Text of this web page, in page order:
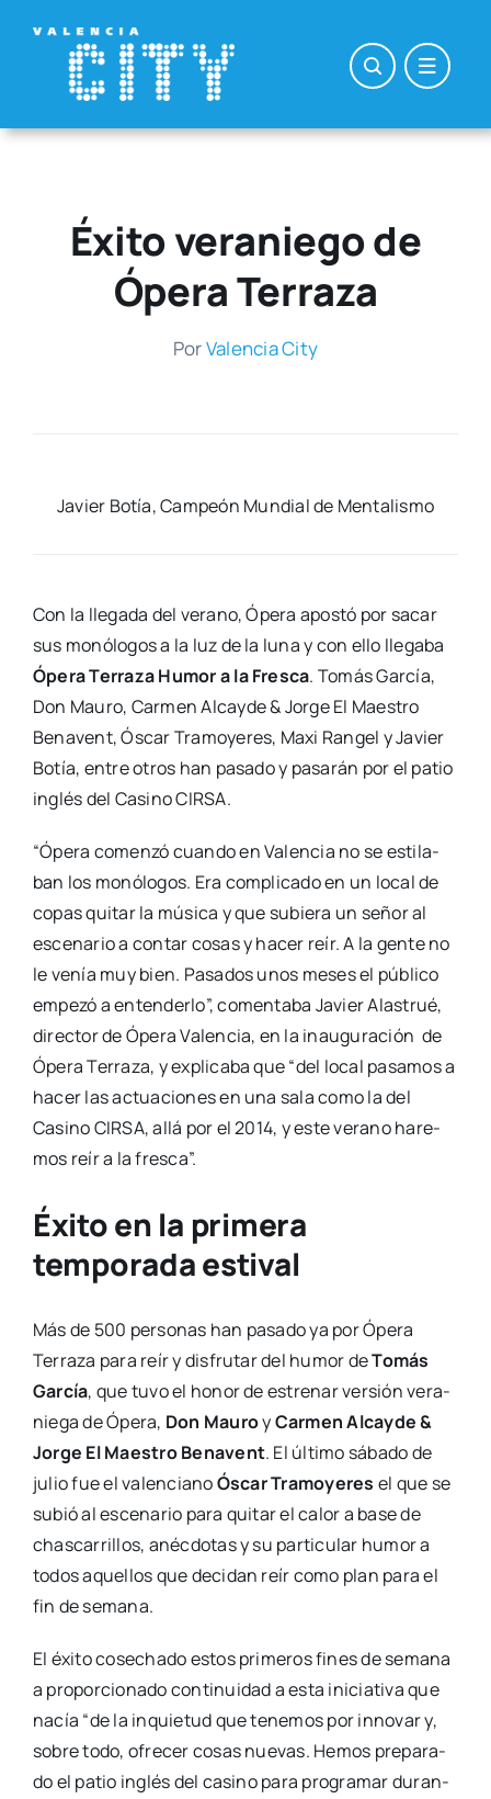
contenido
Éxito veraniego de
Ópera Terraza
PorValen­cia City
Javier Botía, Cam­peón Mun­dial de Men­ta­lis­mo
Con la lle­ga­da del verano, Ópe­ra apos­tó por sacar
sus monó­lo­gos a la luz de la luna y con ello lle­ga­ba
Ópe­ra Terra­za Humor a la Fres­ca. Tomás Gar­cía,
Don Mau­ro, Car­men Alcay­de & Jor­ge El Maes­tro
Bena­vent, Óscar Tra­mo­ye­res, Maxi Ran­gel y Javier
Botía, entre otros han pasa­do y pasa­rán por el patio
inglés del Casino CIRSA.
“Ópe­ra comen­zó cuan­do en Valen­cia no se esti­la­
ban los monó­lo­gos. Era com­pli­ca­do en un local de
copas qui­tar la músi­ca y que subie­ra un señor al
esce­na­rio a con­tar cosas y hacer reír. A la gen­te no
le venía muy bien. Pasa­dos unos meses el públi­co
empe­zó a enten­der­lo”, comen­ta­ba Javier Alas­trué,
direc­tor de Ópe­ra Valen­cia, en la inau­gu­ra­ción de
Ópe­ra Terra­za, y expli­ca­ba que “del local pasa­mos a
hacer las actua­cio­nes en una sala como la del
Casino CIRSA, allá por el 2014, y este verano hare­
mos reír a la fres­ca”.
Éxito en la primera
temporada estival
Más de 500 per­so­nas han pasa­do ya por Ópe­ra
Terra­za para reír y dis­fru­tar del humor deTomás
Gar­cía, que tuvo el honor de estre­nar ver­sión vera­
nie­ga de Ópe­ra, Don Mau­royCar­men Alcay­de &
Jor­ge El Maes­tro Bena­vent. El últi­mo sába­do de
julio fue el valen­cianoÓscar Tra­mo­ye­res el que se
subió al esce­na­rio para qui­tar el calor a base de
chas­ca­rri­llos, anéc­do­tas y su par­ti­cu­lar humor a
todos aque­llos que deci­dan reír como plan para el
fin de sema­na.
El éxi­to cose­cha­do estos pri­me­ros fines de sema­na
a pro­por­cio­na­do con­ti­nui­dad a esta ini­cia­ti­va que
nacía “de la inquie­tud que tene­mos por inno­var y,
sobre todo, ofre­cer cosas nue­vas. Hemos pre­pa­ra­
do el patio inglés del casino para pro­gra­mar duran­